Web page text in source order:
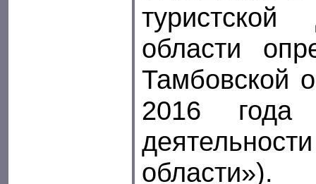
области
Тамбовской
2016 года
области»).